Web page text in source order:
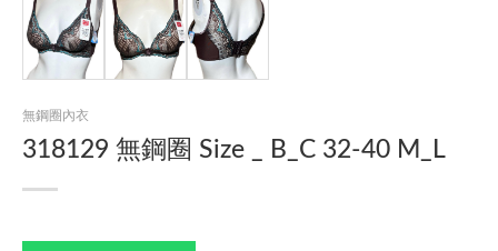
無鋼圈內衣
318129 無鋼圈 Size _ B_C 32-40 M_L